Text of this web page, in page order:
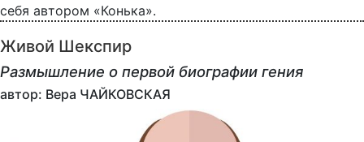
себя автором «Конька».
Живой Шекспир
Размышление о первой биографии гения
автор: Вера ЧАЙКОВСКАЯ